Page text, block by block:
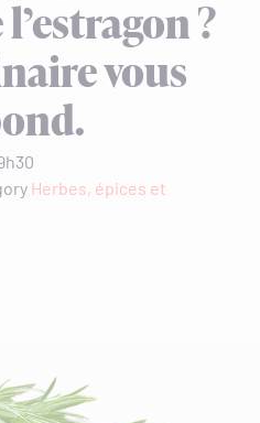
?
vous
Herbes, épices et